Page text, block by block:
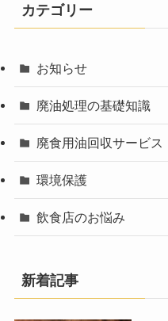
カテゴリー
お知らせ
廃油処理の基礎知識
廃食用油回収サービス
環境保護
飲食店のお悩み
新着記事